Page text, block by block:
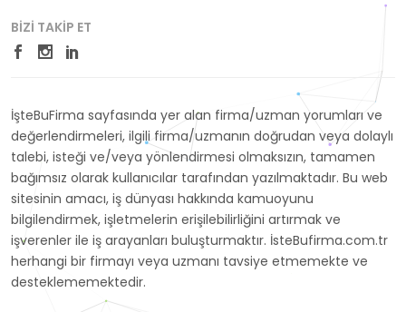
BIZI TAKIP ET
İşteBuFirma sayfasında yer alan firma/uzman yorumları ve
değerlendirmeleri, ilgili firma/uzmanın doğrudan veya dolaylı
talebi, isteği ve/veya yönlendirmesi olmaksızın, tamamen
bağımsız olarak kullanıcılar tarafından yazılmaktadır. Bu web
sitesinin amacı, iş dünyası hakkında kamuoyunu
bilgilendirmek, işletmelerin erişilebilirliğini artırmak ve
işverenler ile iş arayanları buluşturmaktır. İsteBufirma.com.tr
herhangi bir firmayı veya uzmanı tavsiye etmemekte ve
desteklememektedir.